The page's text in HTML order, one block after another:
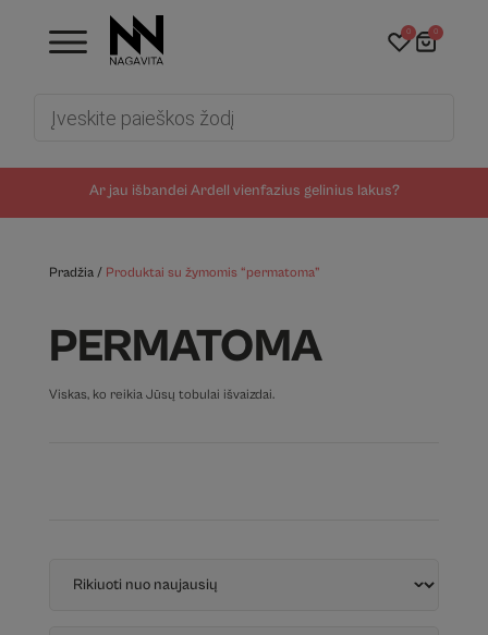
Ar jau išbandei Ardell vienfazius gelinius lakus?
0 0
Pradžia/ Produktai su žymomis “permatoma”
PERMATOMA
Viskas, ko reikia Jūsų tobulai išvaizdai.